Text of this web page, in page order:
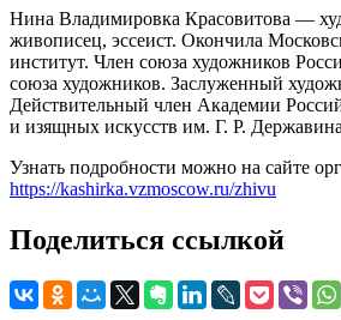
Нина Владимировка Красовитова —
живописец, эссеист. Окончила
институт. Член союза художников
союза художников. Заслуженный
Действительный член Академии
и изящных искусств им. Г. Р.
Узнать подробности можно на сайте
https://kashirka.vzmoscow.ru/zhivu
Поделиться ссылкой